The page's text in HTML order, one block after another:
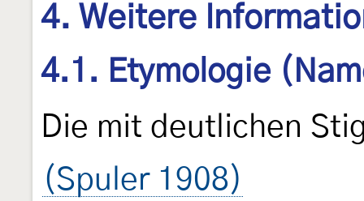
4. Weitere
4.1. Etymologie
Die mit deutlichen
(Spuler 1908)